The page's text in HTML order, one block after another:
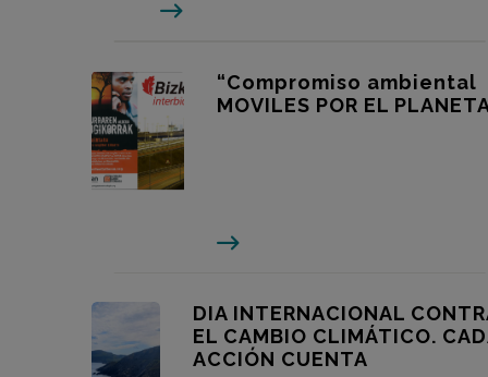
“Compromiso ambiental
MOVILES POR EL
DIA INTERNACIONAL
EL CAMBIO CLIMÁTICO.
ACCIÓN CUENTA